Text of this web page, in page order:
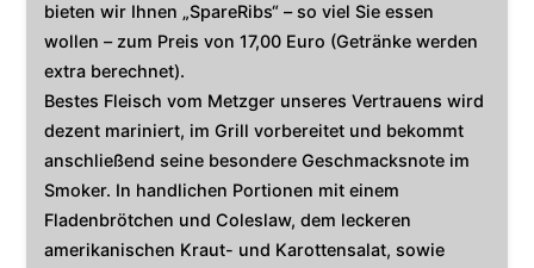
bieten wir Ihnen „SpareRibs“ – so viel Sie essen
wollen – zum Preis von 17,00 Euro (Getränke werden
extra berechnet).
Bestes Fleisch vom Metzger unseres Vertrauens wird
dezent mariniert, im Grill vorbereitet und bekommt
anschließend seine besondere Geschmacksnote im
Smoker. In handlichen Portionen mit einem
Fladenbrötchen und Coleslaw, dem leckeren
amerikanischen Kraut- und Karottensalat, sowie